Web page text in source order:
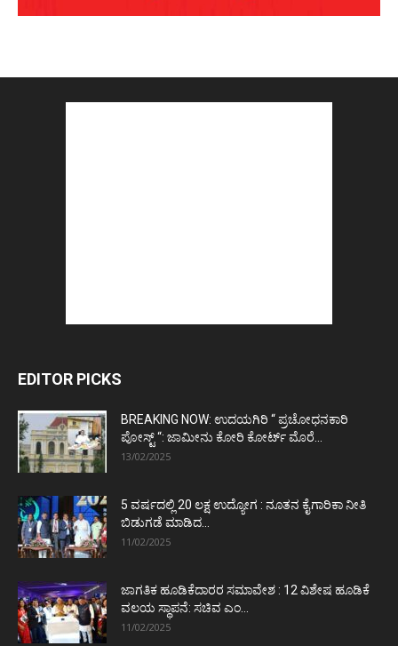
EDITOR PICKS
BREAKING NOW: ಉದಯಗಿರಿ “ ಪ್ರಚೋಧನಕಾರಿ
ಪೋಸ್ಟ್‌ “: ಜಾಮೀನು ಕೋರಿ ಕೋರ್ಟ್‌ ಮೊರೆ...
13/02/2025
5 ವರ್ಷದಲ್ಲಿ 20 ಲಕ್ಷ ಉದ್ಯೋಗ : ನೂತನ ಕೈಗಾರಿಕಾ ನೀತಿ
ಬಿಡುಗಡೆ ಮಾಡಿದ...
11/02/2025
ಜಾಗತಿಕ ಹೂಡಿಕೆದಾರರ ಸಮಾವೇಶ : 12 ವಿಶೇಷ ಹೂಡಿಕೆ
ವಲಯ ಸ್ಥಾಪನೆ: ಸಚಿವ ಎಂ...
11/02/2025